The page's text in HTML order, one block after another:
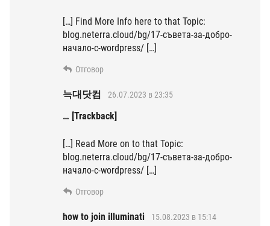
[…] Find More Info here to that Topic:
blog.neterra.cloud/bg/17-съвета-за-добро-
начало-с-wordpress/ […]
Отговор
늑대닷컴 26.07.2023 в 23:35
… [Trackback]
[…] Read More on to that Topic:
blog.neterra.cloud/bg/17-съвета-за-добро-
начало-с-wordpress/ […]
Отговор
how to join illuminati 15.08.2023 в 15:14